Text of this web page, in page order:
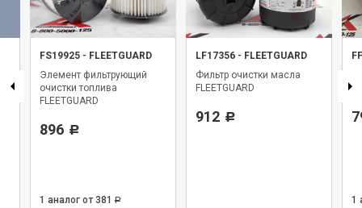
FS19925 - FLEETGUARD
Элемент фильтрующий
очистки топлива
FLEETGUARD
896 Р
1 аналог от 381 Р
LF17356 - FLEETGUARD
Фильтр очистки масла
FLEETGUARD
912 Р
1